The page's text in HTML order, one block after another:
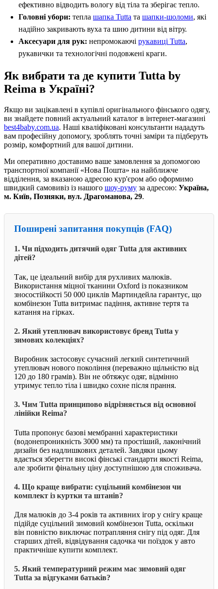
ефективно відводить вологу від тіла та зберігає тепло.
Головні убори: тепла шапка Tutta та шапки-шоломи, які
надійно закривають вуха та шию дитини від вітру.
Аксесуари для рук: непромокаючі рукавиці Tutta,
рукавички та технологічні подовжені краги.
Як вибрати та де купити Tutta by
Reima в Україні?
Якщо ви зацікавлені в купівлі оригінального фінського одягу,
ви знайдете повний актуальний каталог в інтернет-магазині
best4baby.com.ua. Наші кваліфіковані консультанти нададуть
вам професійну допомогу, зроблять точні заміри та підберуть
розмір, комфортний для вашої дитини.
Ми оперативно доставимо ваше замовлення за допомогою
транспортної компанії «Нова Пошта» на найближче
відділення, за вказаною адресою кур'єром або оформимо
швидкий самовивіз із нашого шоу-руму за адресою: Україна,
м. Київ, Позняки, вул. Драгоманова, 29.
Поширені запитання покупців (FAQ)
1. Чи підходить дитячий одяг Tutta для активних
дітей?
Так, це ідеальний вибір для рухливих малюків.
Використання міцної тканини Oxford із показником
зносостійкості 50 000 циклів Мартиндейла гарантує, що
комбінезон Tutta витримає падіння, активне тертя та
катання на гірках.
2. Який утеплювач використовує бренд Tutta у
зимових колекціях?
Виробник застосовує сучасний легкий синтетичний
утеплювач нового покоління (переважно щільністю від
120 до 180 грамів). Він не обтяжує одяг, відмінно
утримує тепло тіла і швидко сохне після прання.
3. Чим Tutta принципово відрізняється від основної
лінійки Reima?
Tutta пропонує базові мембранні характеристики
(водонепроникність 3000 мм) та простіший, лаконічний
дизайн без надлишкових деталей. Завдяки цьому
вдається зберегти високі фінські стандарти якості Reima,
але зробити фінальну ціну доступнішою для споживача.
4. Що краще вибрати: суцільний комбінезон чи
комплект із куртки та штанів?
Для малюків до 3-4 років та активних ігор у снігу краще
підійде суцільний зимовий комбінезон Tutta, оскільки
він повністю виключає потрапляння снігу під одяг. Для
старших дітей, відвідування садочка чи поїздок у авто
практичніше купити комплект.
5. Який температурний режим має зимовий одяг
Tutta за відгуками батьків?